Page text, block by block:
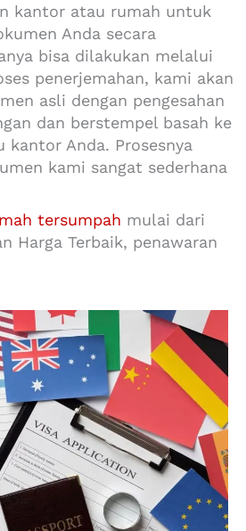
kantor atau rumah untuk
Anda secara
bisa dilakukan melalui
penerjemahan, kami akan
asli dengan pengesahan
dan berstempel basah ke
Anda. Prosesnya
kami sangat sederhana
tersumpah mulai dari
Harga Terbaik, penawaran